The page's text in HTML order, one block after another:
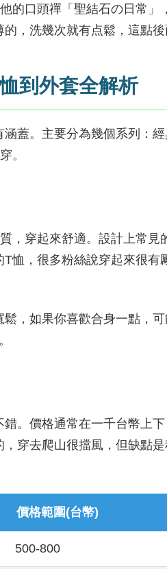
的口頭禪「聖結石の日常」
，洗幾次就有点鬆，這點後
到外套全解析
蓋。主要分為幾個系列：
。
，穿起來舒適。設計上常見
恤，很多粉絲說穿起來很有
，如果你喜歡合身一點，
。價格通常在一千台幣上下
穿去爬山很擋風，但缺點
價格範圍(台幣)
500-800